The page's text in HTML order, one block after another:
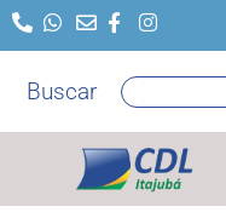
para
conteúdo
Buscar Pesquisar